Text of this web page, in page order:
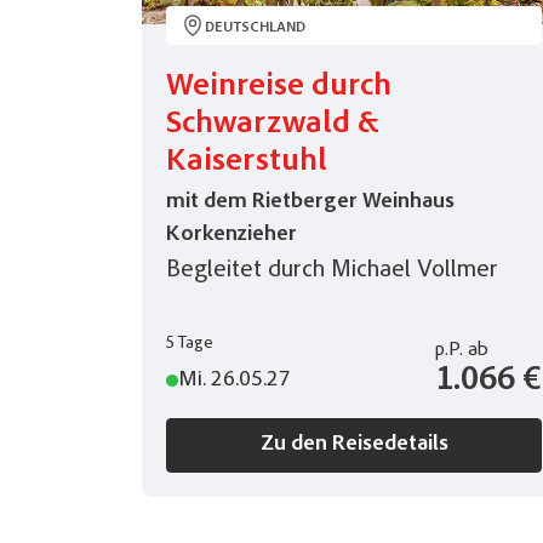
DEUTSCHLAND
Weinreise durch
Schwarzwald &
Kaiserstuhl
mit dem Rietberger Weinhaus
Korkenzieher
Begleitet durch Michael Vollmer
5 Tage
Mi. 26.05.27
p.P. ab
1.066 €
Zu den Reisedetails